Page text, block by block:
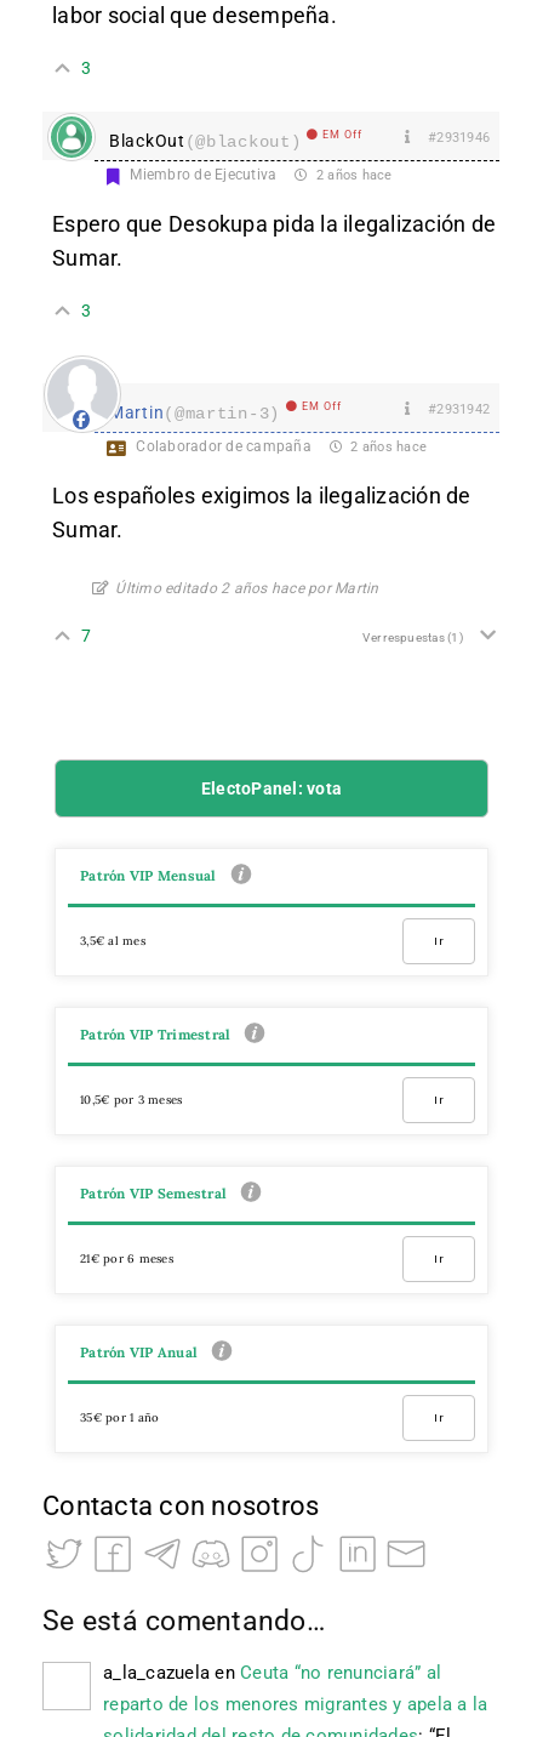
labor social que desempeña.
3
BlackOut (@blackout) EM Off #2931946
Miembro de Ejecutiva 2 años hace
Espero que Desokupa pida la ilegalización de
Sumar.
3
Martin(@martin-3) EM Off #2931942
Colaborador de campaña 2 años hace
Los españoles exigimos la ilegalización de
Sumar.
Último editado 2 años hace por Martin
7 Ver respuestas(1)
ElectoPanel: vota
Patrón VIP Mensual
3,5€ al mes Ir
Patrón VIP Trimestral
10,5€ por 3 meses Ir
Patrón VIP Semestral
21€ por 6 meses Ir
Patrón VIP Anual
35€ por 1 año Ir
Contacta con nosotros
Se está comentando…
a_la_cazuela en Ceuta “no renunciará” al
reparto de los menores migrantes y apela a la